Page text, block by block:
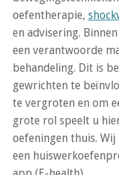
oefentherapie,
en advisering.
een verantwoorde
behandeling. Dit is
gewrichten te
te vergroten en om
grote rol speelt u
oefeningen thuis.
een